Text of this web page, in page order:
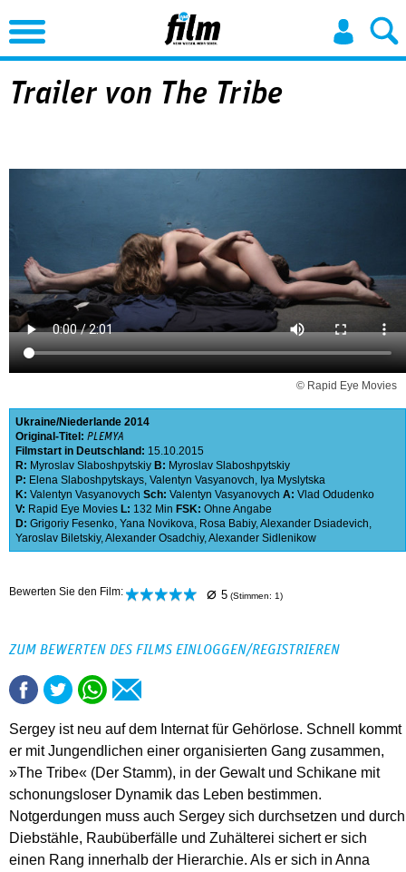
Jump to Navigation
Trailer von The Tribe
© Rapid Eye Movies
Ukraine Niederlande 2014
Original-Titel: PLEMYA
Filmstart in Deutschland: 15.10.2015
R: Myroslav Slaboshpytskiy B: Myroslav Slaboshpytskiy
P: Elena Slaboshpytskays, Valentyn Vasyanovch, Iya Myslytska
K: Valentyn Vasyanovych Sch: Valentyn Vasyanovych A: Vlad Odudenko
V: Rapid Eye Movies L: 132 Min FSK: Ohne Angabe
D: Grigoriy Fesenko, Yana Novikova, Rosa Babiy,Alexander Dsiadevich,
Yaroslav Biletskiy,Alexander Osadchiy,Alexander Sidlenikow
Bewerten Sie den Film: ⌀ 5 (Stimmen: 1)
ZUM BEWERTEN DES FILMS EINLOGGEN/REGISTRIEREN
Sergey ist neu auf dem Internat für Gehörlose. Schnell kommt
er mit Jungendlichen einer organisierten Gang zusammen,
»The Tribe« (Der Stamm), in der Gewalt und Schikane mit
schonungsloser Dynamik das Leben bestimmen.
Notgerdungen muss auch Sergey sich durchsetzen und durch
Diebstähle, Raubüberfälle und Zuhälterei sichert er sich
einen Rang innerhalb der Hierarchie. Als er sich in Anna